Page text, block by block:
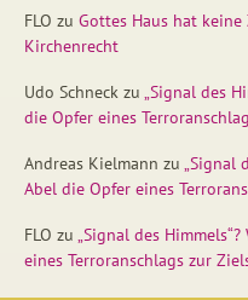
FLO zu Gottes Haus hat
Kirchenrecht
Udo Schneck zu „Signal des
die Opfer eines
Andreas Kielmann zu „Signal
Abel die Opfer eines
FLO zu „Signal des
eines Terroranschlags zur